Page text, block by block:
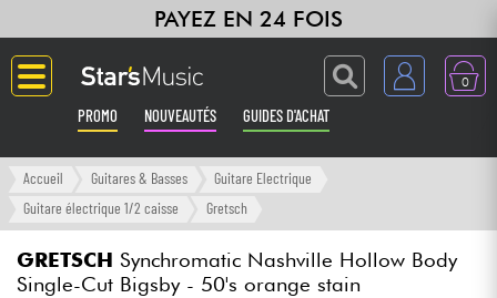
PAYEZ EN 24 FOIS
0
PROMO NOUVEAUTÉS GUIDES D'ACHAT
Langue
Amplis & Effets
Accueil Guitares & Basses
Guitare Electrique
Guitare électrique 1/2 caisse
Gretsch
GRETSCH Synchromatic Nashville Hollow Body
Single-Cut Bigsby - 50's orange stain